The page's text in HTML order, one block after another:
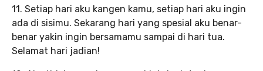
11. Setiap hari aku kangen kamu, setiap hari aku ingin
ada di sisimu. Sekarang hari yang spesial aku benar-
benar yakin ingin bersamamu sampai di hari tua.
Selamat hari jadian!